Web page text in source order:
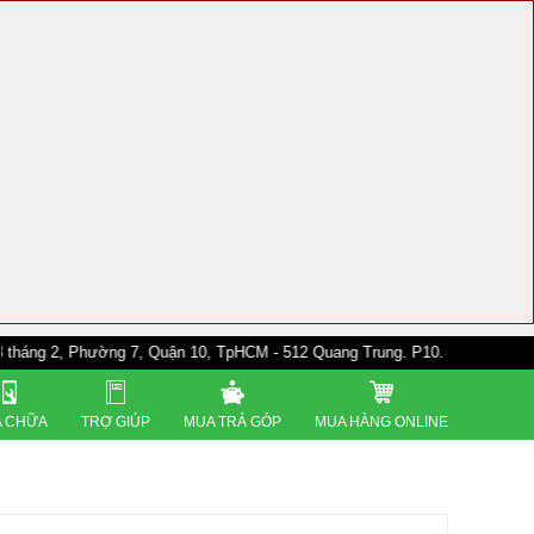
7, Quận 10, TpHCM - 512 Quang Trung. P10. Gò Vấp - 528A
CHỮA TRỢ GIÚP MUA TRẢ GÓP MUA HÀNG ONLINE